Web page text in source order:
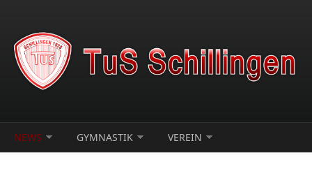
NEWS GYMNASTIK VEREIN